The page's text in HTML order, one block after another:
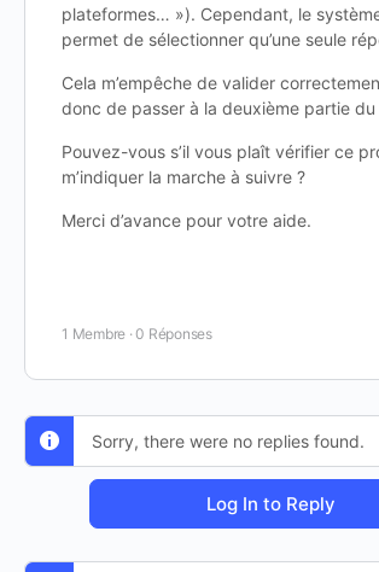
plateformes… »). Cependant, le
permet de sélectionner qu’une seule
Cela m’empêche de valider
donc de passer à la deuxième partie
Pouvez-vous s’il vous plaît vérifier ce
m’indiquer la marche à suivre ?
Merci d’avance pour votre aide.
1 Membre ·0 Réponses
Sorry, there were no replies found.
Log In to Reply